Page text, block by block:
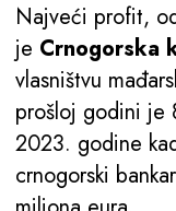
Najveći profit,
je Crnogorska
vlasništvu
prošloj godini je
2023. godine
crnogorski